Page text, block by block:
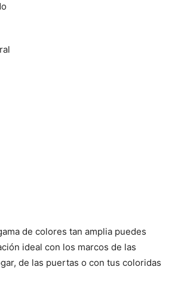
de colores tan amplia puedes
ideal con los marcos de las
de las puertas o con tus coloridas